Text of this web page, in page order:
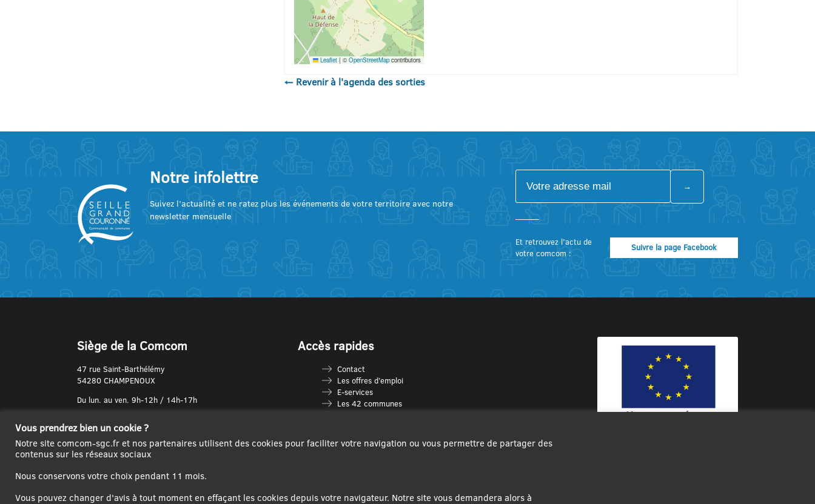
Leaflet | ©OpenStreetMapcontributors
← Revenir à l'agenda des sorties
Notre infolettre
Suivez l’actualité et ne ratez plus les événements de votre territoire avec notre
newsletter mensuelle
Et retrouvez l’actu de
votre comcom :
Suivre la page Facebook
Siège de la Comcom
47 rue Saint-Barthélémy
54280 CHAMPENOUX
Du lun. au ven. 9h-12h / 14h-17h
03 83 31 74 37
Accès rapides
Contact
Les offres d’emploi
E-services
Les 42 communes
Espace France Services
Les séniors
Vous prendrez bien un cookie ?
Notre site comcom-sgc.fr et nos partenaires utilisent des cookies pour faciliter votre navigation ou vous permettre de partager des
contenus sur les réseaux sociaux
Nous conservons votre choix pendant 11 mois.
Vous pouvez changer d'avis à tout moment en effaçant les cookies depuis votre navigateur. Notre site vous demandera alors à